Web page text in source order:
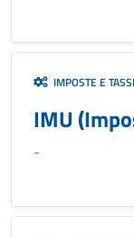
IMPOSTE E
IMU
-